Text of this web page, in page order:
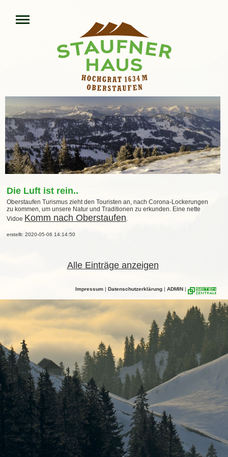
Die Luft ist rein..
Oberstaufen Turismus zieht den Touristen an, nach Corona-Lockerungen
zu kommen, um unsere Natur und Traditionen zu erkunden. Eine nette
Vidoe Komm nach Oberstaufen.
erstellt: 2020-05-06 14:14:50
Alle Einträge anzeigen
Impressum | Datenschutzerklärung | ADMIN |